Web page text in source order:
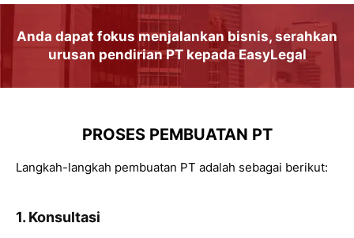
Anda dapat fokus menjalankanbisnis, serahkan
urusan pendirian PT kepada EasyLegal
PROSES PEMBUATAN PT
Langkah-langkah pembuatan PT adalah sebagai berikut:
1. Konsultasi